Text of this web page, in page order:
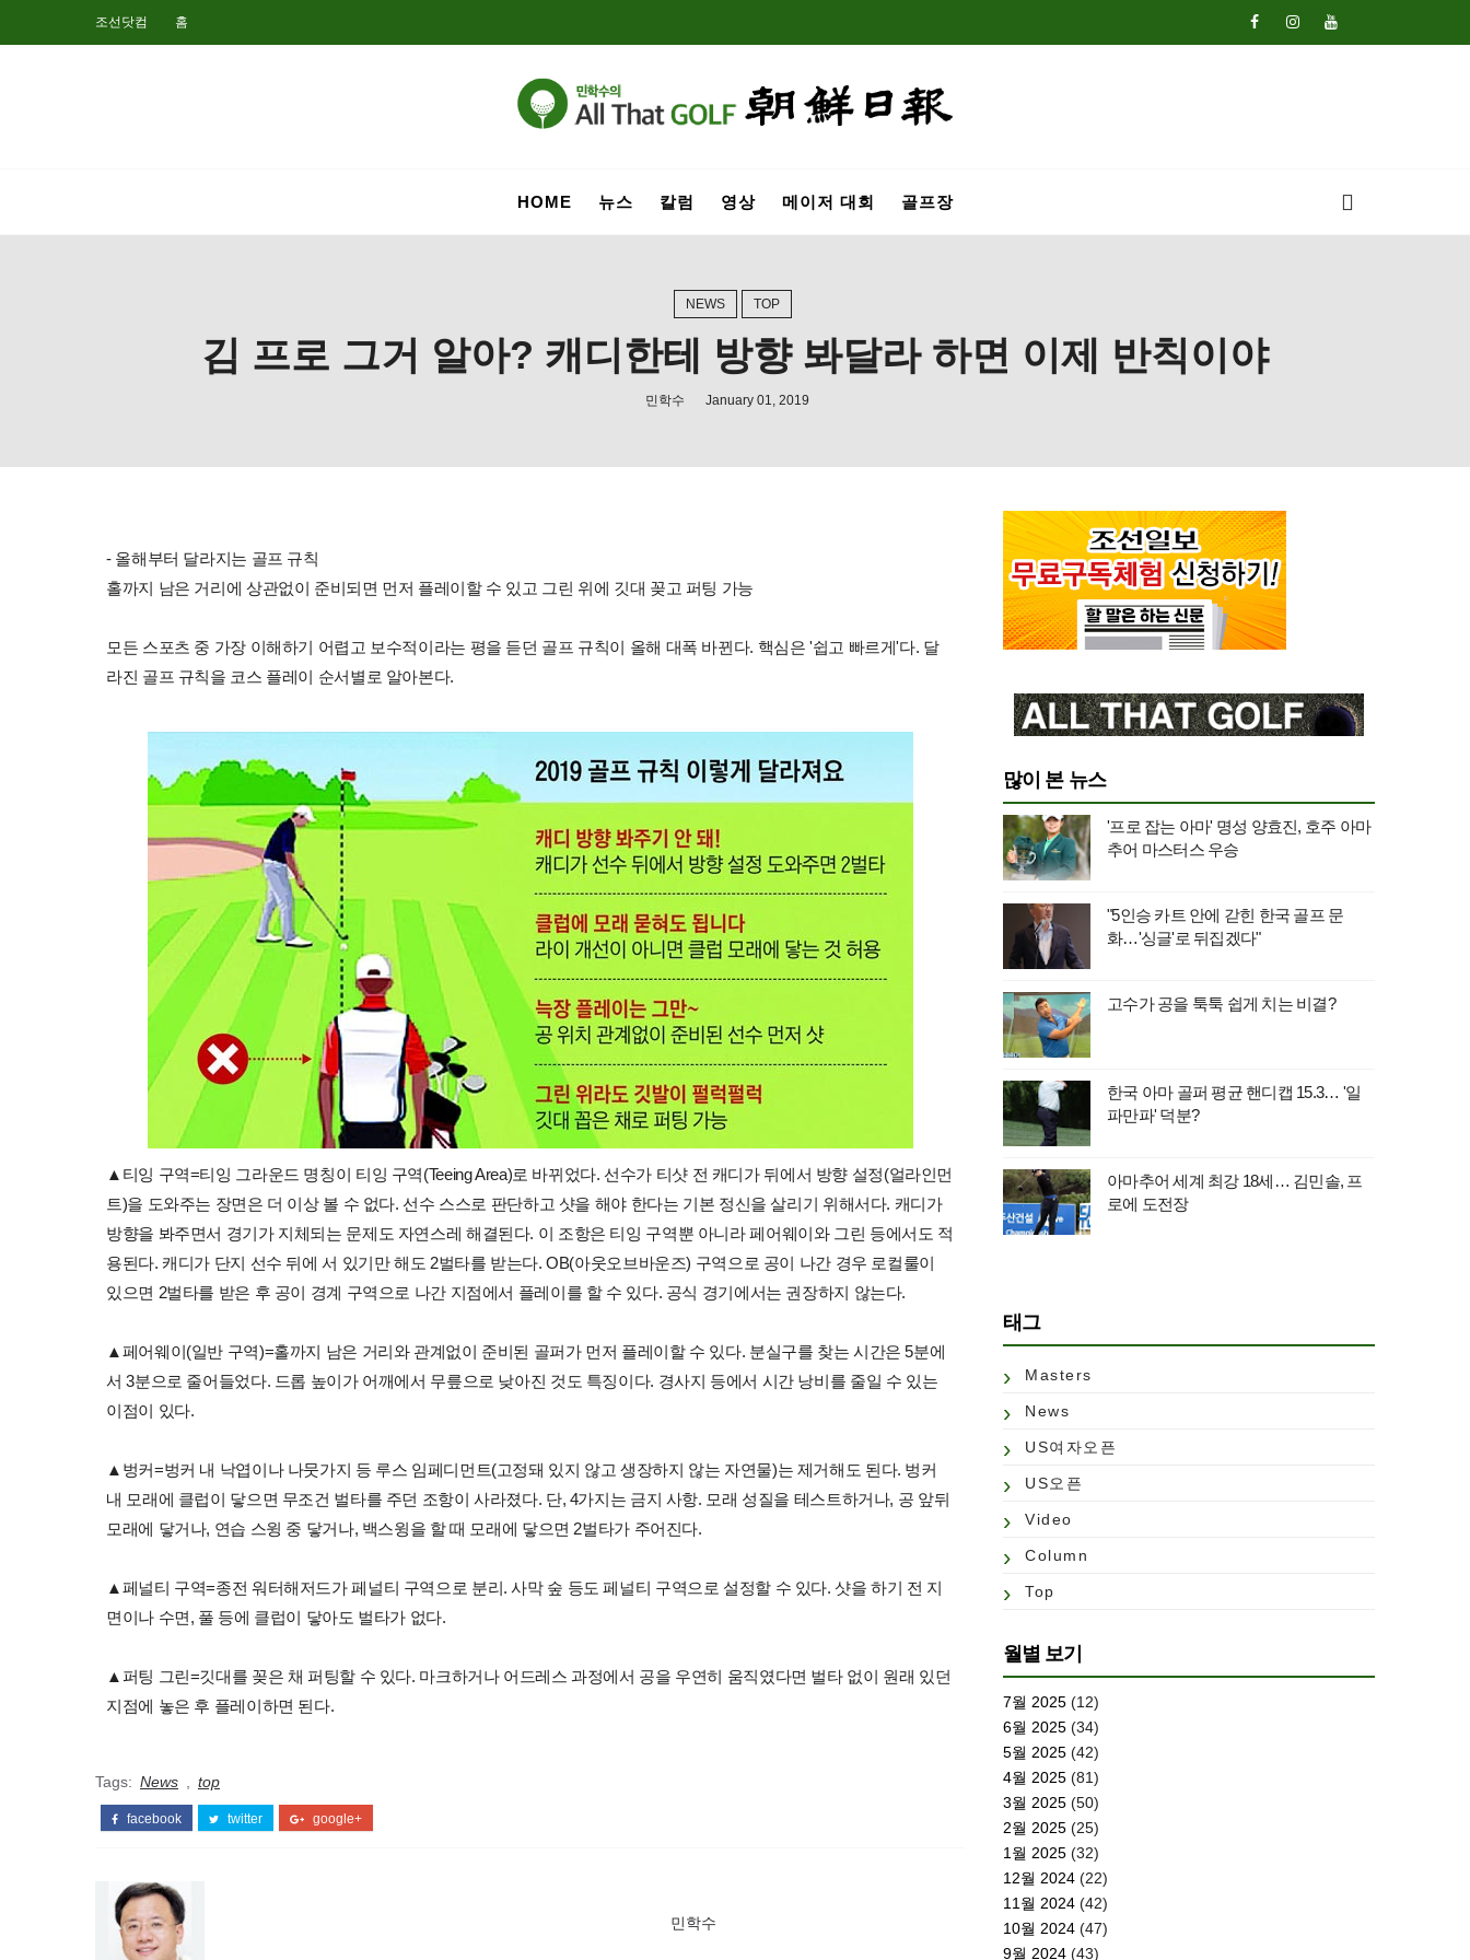
조선닷컴 홈
HOME 뉴스 칼럼 영상 메이저 대회 골프장
NEWS TOP
김 프로 그거 알아? 캐디한테 방향 봐달라 하면 이제 반칙이야
민학수 January 01, 2019
- 올해부터 달라지는 골프 규칙
홀까지 남은 거리에 상관없이 준비되면 먼저 플레이할 수 있고 그린 위에 깃대 꽂고 퍼팅 가능
모든 스포츠 중 가장 이해하기 어렵고 보수적이라는 평을 듣던 골프 규칙이 올해 대폭 바뀐다. 핵심은 '쉽고 빠르게'다. 달
라진 골프 규칙을 코스 플레이 순서별로 알아본다.
▲티잉 구역=티잉 그라운드 명칭이 티잉 구역(Teeing Area)로 바뀌었다. 선수가 티샷 전 캐디가 뒤에서 방향 설정(얼라인먼
트)을 도와주는 장면은 더 이상 볼 수 없다. 선수 스스로 판단하고 샷을 해야 한다는 기본 정신을 살리기 위해서다. 캐디가
방향을 봐주면서 경기가 지체되는 문제도 자연스레 해결된다. 이 조항은 티잉 구역뿐 아니라 페어웨이와 그린 등에서도 적
용된다. 캐디가 단지 선수 뒤에 서 있기만 해도 2벌타를 받는다. OB(아웃오브바운즈) 구역으로 공이 나간 경우 로컬룰이
있으면 2벌타를 받은 후 공이 경계 구역으로 나간 지점에서 플레이를 할 수 있다. 공식 경기에서는 권장하지 않는다.
▲페어웨이(일반 구역)=홀까지 남은 거리와 관계없이 준비된 골퍼가 먼저 플레이할 수 있다. 분실구를 찾는 시간은 5분에
서 3분으로 줄어들었다. 드롭 높이가 어깨에서 무릎으로 낮아진 것도 특징이다. 경사지 등에서 시간 낭비를 줄일 수 있는
이점이 있다.
▲벙커=벙커 내 낙엽이나 나뭇가지 등 루스 임페디먼트(고정돼 있지 않고 생장하지 않는 자연물)는 제거해도 된다. 벙커
내 모래에 클럽이 닿으면 무조건 벌타를 주던 조항이 사라졌다. 단, 4가지는 금지 사항. 모래 성질을 테스트하거나, 공 앞뒤
모래에 닿거나, 연습 스윙 중 닿거나, 백스윙을 할 때 모래에 닿으면 2벌타가 주어진다.
▲페널티 구역=종전 워터해저드가 페널티 구역으로 분리. 사막 숲 등도 페널티 구역으로 설정할 수 있다. 샷을 하기 전 지
면이나 수면, 풀 등에 클럽이 닿아도 벌타가 없다.
▲퍼팅 그린=깃대를 꽂은 채 퍼팅할 수 있다. 마크하거나 어드레스 과정에서 공을 우연히 움직였다면 벌타 없이 원래 있던
지점에 놓은 후 플레이하면 된다.
Tags: News top
facebook twitter google+
민학수
많이 본 뉴스
'프로 잡는 아마' 명성 양효진, 호주 아마
추어 마스터스 우승
"5인승 카트 안에 갇힌 한국 골프 문
화…'싱글'로 뒤집겠다"
고수가 공을 툭툭 쉽게 치는 비결?
한국 아마 골퍼 평균 핸디캡 15.3… '일
파만파' 덕분?
아마추어 세계 최강 18세… 김민솔, 프
로에 도전장
태그
Masters
News
US여자오픈
US오픈
Video
Column
Top
월별 보기
7월 2025 (12)
6월 2025 (34)
5월 2025 (42)
4월 2025 (81)
3월 2025 (50)
2월 2025 (25)
1월 2025 (32)
12월 2024 (22)
11월 2024 (42)
10월 2024 (47)
9월 2024 (43)